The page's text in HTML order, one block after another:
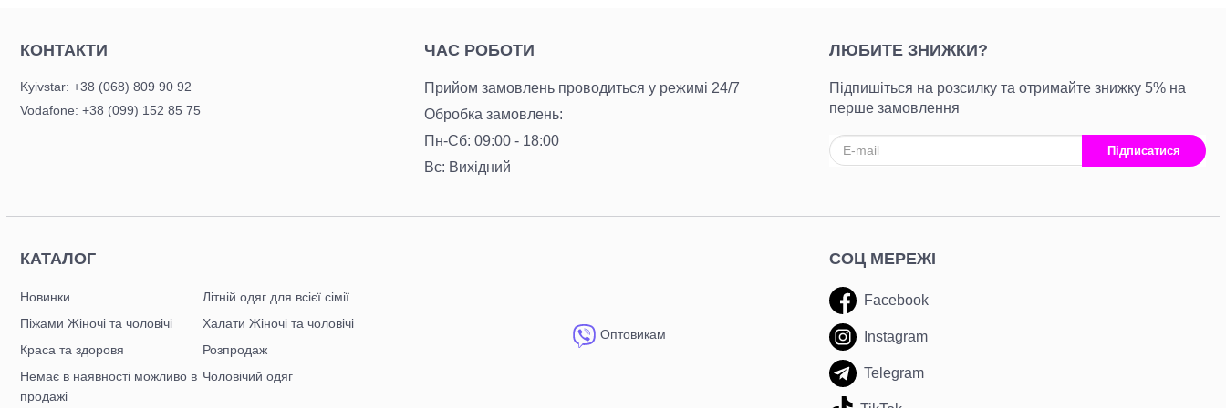
КОНТАКТИ
Kyivstar: +38 (068) 809 90 92
Vodafone: +38 (099) 152 85 75
ЧАС РОБОТИ
Прийом замовлень проводиться у режимі 24/7
Обробка замовлень:
Пн-Сб: 09:00 - 18:00
Вс: Вихідний
ЛЮБИТЕ ЗНИЖКИ?
Підпишіться на розсилку та отримайте знижку 5% на
перше замовлення
Підписатися
КАТАЛОГ
Новинки
Літній одяг для всієї сімії
Піжами Жіночі та чоловічі
Халати Жіночі та чоловічі
Краса та здоровя
Розпродаж
Немає в наявності можливо в
продажі
Чоловічий одяг
Оптовикам
СОЦ МЕРЕЖІ
Facebook
Instagram
Telegram